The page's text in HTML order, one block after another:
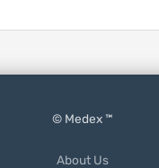
© Medex ™
About Us